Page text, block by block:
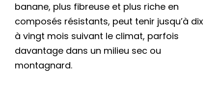
banane, plus fibreuse et plus riche en
composés résistants, peut tenir jusqu’à dix
à vingt mois suivant le climat, parfois
davantage dans un milieu sec ou
montagnard.